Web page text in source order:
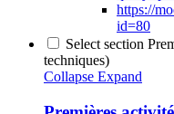
https://
id=80
Select section
techniques)
Collapse Expand